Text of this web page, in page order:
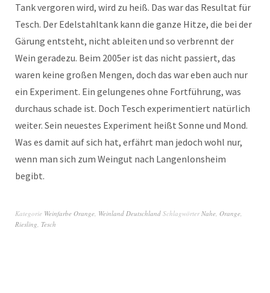
Tank vergoren wird, wird zu heiß. Das war das Resultat für
Tesch. Der Edelstahltank kann die ganze Hitze, die bei der
Gärung entsteht, nicht ableiten und so verbrennt der
Wein geradezu. Beim 2005er ist das nicht passiert, das
waren keine großen Mengen, doch das war eben auch nur
ein Experiment. Ein gelungenes ohne Fortführung, was
durchaus schade ist. Doch Tesch experimentiert natürlich
weiter. Sein neuestes Experiment heißt Sonne und Mond.
Was es damit auf sich hat, erfährt man jedoch wohl nur,
wenn man sich zum Weingut nach Langenlonsheim
begibt.
Kategorie Weinfarbe Orange Weinland Deutschland SchlagwörterNahe Orange
Riesling Tesch